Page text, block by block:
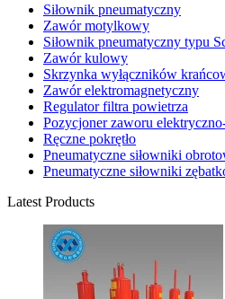
Siłownik pneumatyczny
Zawór motylkowy
Siłownik pneumatyczny typu
Zawór kulowy
Skrzynka wyłączników
Zawór elektromagnetyczny
Regulator filtra powietrza
Pozycjoner zaworu
Ręczne pokrętło
Pneumatyczne siłowniki
Pneumatyczne siłowniki
Latest Products